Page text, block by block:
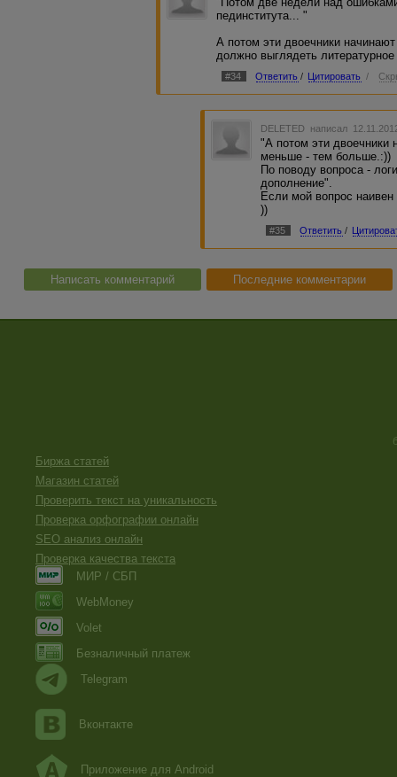
пединститута... "
А потом эти двоечники
должно выглядеть
#34 Ответить / Цитировать /
DELETED написал
"А потом эти двоечники
меньше - тем больше.:))
По поводу вопроса -
дополнение".
Если мой вопрос
))
#35 Ответить /
Написать комментарий Последние комментарии
Биржа статей
Магазин статей
Проверить текст на уникальность
Проверка орфографии онлайн
SEO анализ онлайн
Проверка качества текста
МИР / СБП
WebMoney
Volet
Безналичный платеж
Telegram
Вконтакте
Приложение для Android